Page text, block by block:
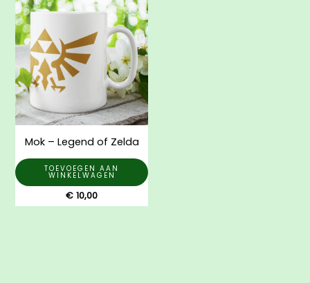
Mok – Legend of Zelda
TOEVOEGEN AAN
WINKELWAGEN
€ 10,00